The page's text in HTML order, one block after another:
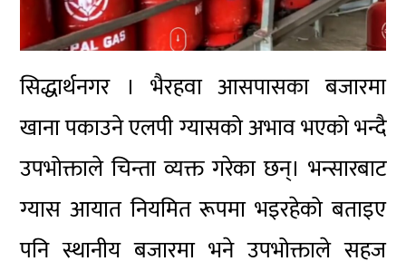
सिद्धार्थनगर । भैरहवा आसपासका बजारमा
खाना पकाउने एलपी ग्यासको अभाव भएको भन्दै
उपभोक्ताले चिन्ता व्यक्त गरेका छन्। भन्सारबाट
ग्यास आयात नियमित रूपमा भइरहेको बताइए
पनि स्थानीय बजारमा भने उपभोक्ताले सहज